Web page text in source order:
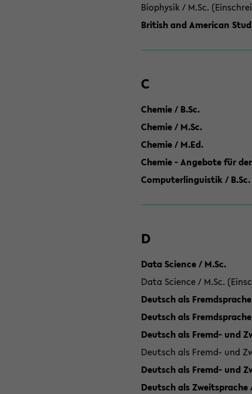
Biophysik / M.Sc.
British and American
C
Chemie / B.Sc.
Chemie / M.Sc.
Chemie / M.Ed.
Chemie - Angebote für
Computerlinguistik / B.Sc.
D
Data Science / M.Sc.
Data Science / M.Sc.
Deutsch als
Deutsch als
Deutsch als Fremd- und
Deutsch als Fremd- und
Deutsch als Fremd- und
Deutsch als Zweitsprache